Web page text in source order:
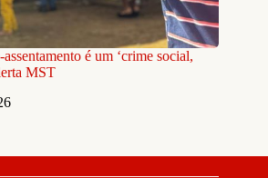
é um ‘crime social,
MST